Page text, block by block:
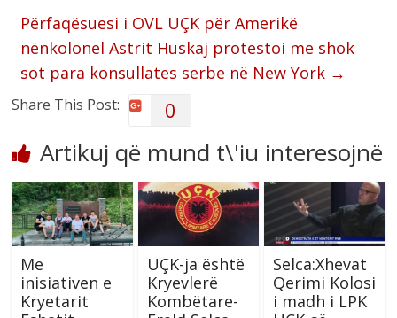
Përfaqësuesi i OVL UÇK për Amerikë
nënkolonel Astrit Huskaj protestoi me shok
sot para konsullates serbe në New York →
Share This Post: 0
Artikuj që mund t\'iu interesojnë
Me
inisiativen e
Kryetarit
UÇK-ja është
Kryevlerë
Kombëtare-
Selca:Xhevat
Qerimi Kolosi
i madh i LPK